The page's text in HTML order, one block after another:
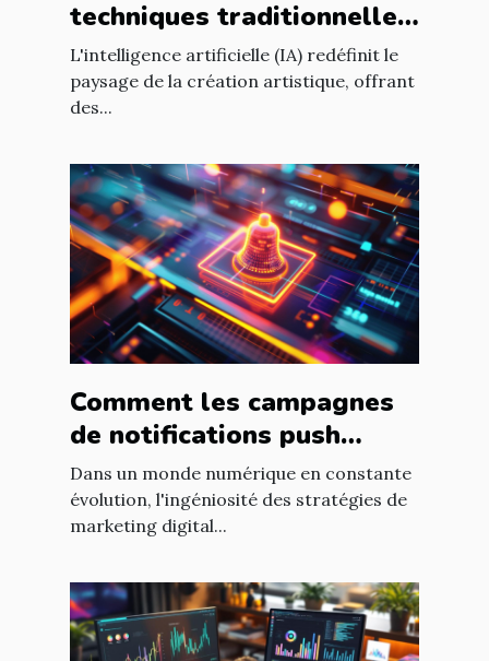
techniques traditionnelles
de création artistique
L'intelligence artificielle (IA) redéfinit le
paysage de la création artistique, offrant
des...
Comment les campagnes
de notifications push
peuvent dynamiser le
référencement
Dans un monde numérique en constante
évolution, l'ingéniosité des stratégies de
marketing digital...